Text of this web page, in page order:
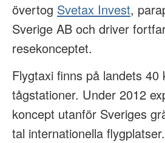
övertog Svetax Invest,
Sverige AB och driver
resekonceptet.
Flygtaxi finns på landets
tågstationer. Under 2012
koncept utanför Sveriges
tal internationella